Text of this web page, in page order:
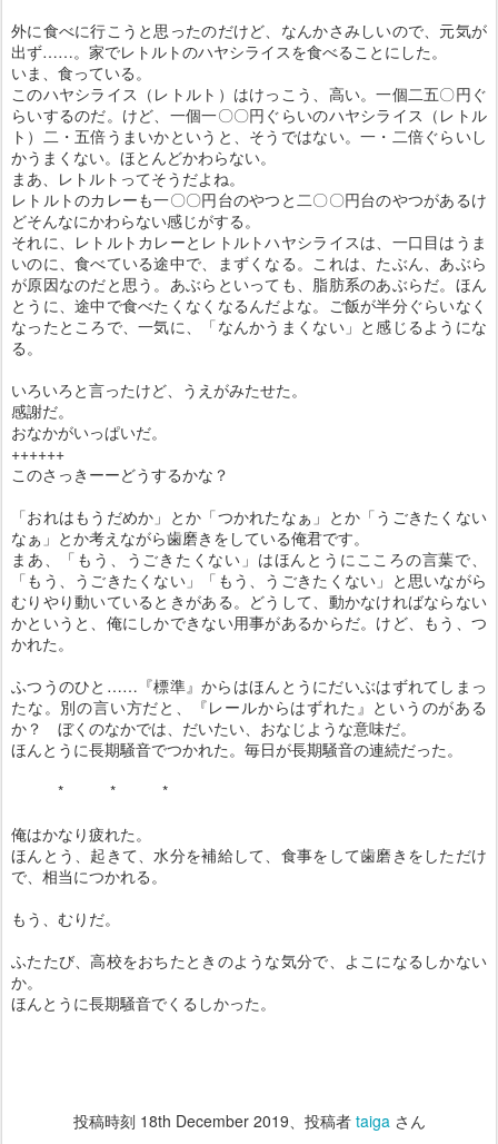
外に食べに行こうと思ったのだけど、なんかさみしいので、元気が
出ず……。家でレトルトのハヤシライスを食べることにした。
いま、食っている。
このハヤシライス（レトルト）はけっこう、高い。一個二五〇円ぐ
らいするのだ。けど、一個一〇〇円ぐらいのハヤシライス（レトル
ト）二・五倍うまいかというと、そうではない。一・二倍ぐらいし
かうまくない。ほとんどかわらない。
まあ、レトルトってそうだよね。
レトルトのカレーも一〇〇円台のやつと二〇〇円台のやつがあるけ
どそんなにかわらない感じがする。
それに、レトルトカレーとレトルトハヤシライスは、一口目はうま
いのに、食べている途中で、まずくなる。これは、たぶん、あぶら
が原因なのだと思う。あぶらといっても、脂肪系のあぶらだ。ほん
とうに、途中で食べたくなくなるんだよな。ご飯が半分ぐらいなく
なったところで、一気に、「なんかうまくない」と感じるようにな
る。
いろいろと言ったけど、うえがみたせた。
感謝だ。
おなかがいっぱいだ。
++++++
このさっきーーどうするかな？
「おれはもうだめか」とか「つかれたなぁ」とか「うごきたくない
なぁ」とか考えながら歯磨きをしている俺君です。
まあ、「もう、うごきたくない」はほんとうにこころの言葉で、
「もう、うごきたくない」「もう、うごきたくない」と思いながら
むりやり動いているときがある。どうして、動かなければならない
かというと、俺にしかできない用事があるからだ。けど、もう、つ
かれた。
ふつうのひと……『標準』からはほんとうにだいぶはずれてしまっ
たな。別の言い方だと、『レールからはずれた』というのがある
か？ ぼくのなかでは、だいたい、おなじような意味だ。
ほんとうに長期騒音でつかれた。毎日が長期騒音の連続だった。
* * *
俺はかなり疲れた。
ほんとう、起きて、水分を補給して、食事をして歯磨きをしただけ
で、相当につかれる。
もう、むりだ。
ふたたび、高校をおちたときのような気分で、よこになるしかない
か。
ほんとうに長期騒音でくるしかった。
投稿時刻 18th December 2019、投稿者 taigaさん